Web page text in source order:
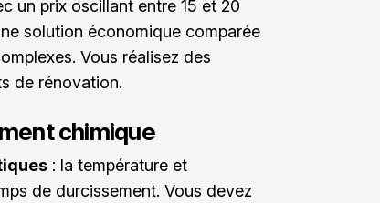
un prix oscillant entre 15 et 20
solution économique comparée
Vous réalisez des
de rénovation.
chimique
: la température et
de durcissement. Vous devez